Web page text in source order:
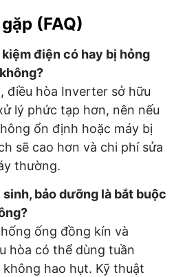
(FAQ)
điện có hay bị hỏng
điều hòa Inverter sở hữu
lý phức tạp hơn, nên nếu
ổn định hoặc máy bị
sẽ cao hơn và chi phí sửa
thường.
bảo dưỡng là bắt buộc
ống đồng kín và
hòa có thể dùng tuần
hao hụt. Kỹ thuật